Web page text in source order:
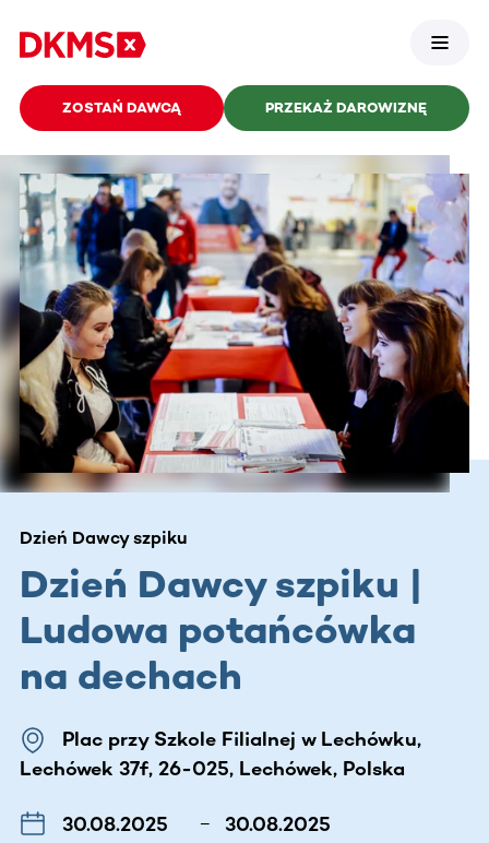
ZOSTAŃ DAWCĄ PRZEKAŻ DAROWIZNĘ
Dzień Dawcy szpiku
Dzień Dawcy szpiku |
Ludowa potańcówka
na dechach
Plac przy Szkole Filialnej w Lechówku,
Lechówek 37f, 26-025, Lechówek, Polska
30.08.2025 – 30.08.2025